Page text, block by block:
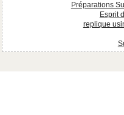
Préparations
Esprit
replique